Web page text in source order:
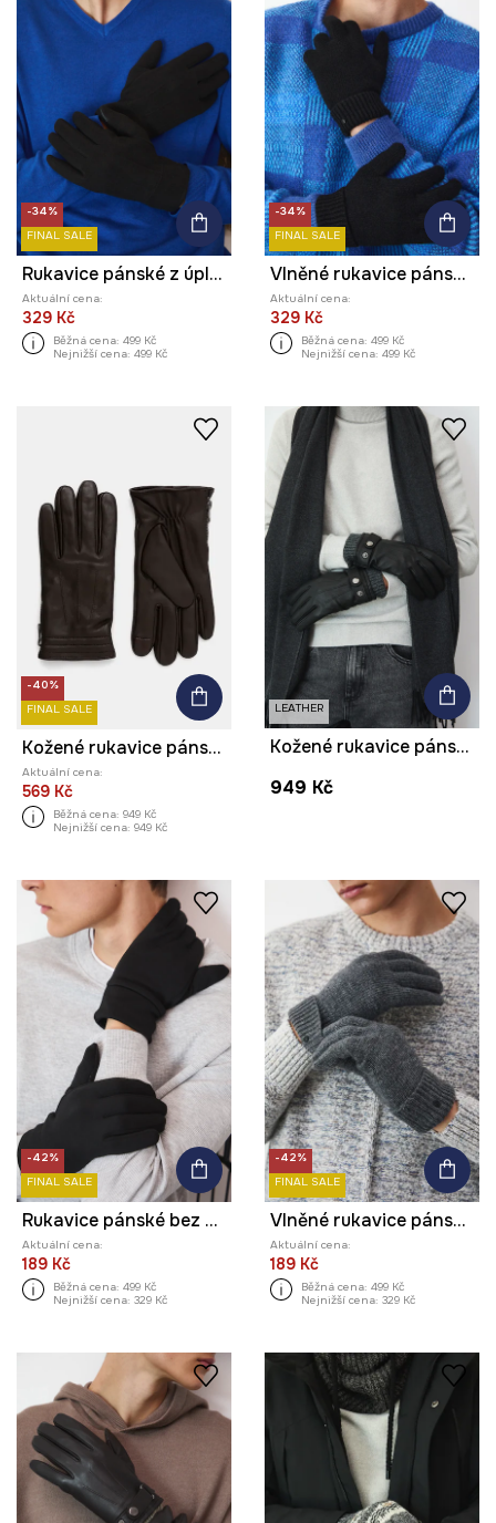
-34%
FINAL SALE
Rukavice pánské z úpletu černá barva
Aktuální cena:
329 Kč
Běžná cena: 499 Kč
Nejnižší cena: 499 Kč
-34%
FINAL SALE
Vlněné rukavice pánské bez vzoru
Aktuální cena:
329 Kč
Běžná cena: 499 Kč
Nejnižší cena: 499 Kč
-40%
FINAL SALE
Kožené rukavice pánské hladký povrch hnědá barva
Aktuální cena:
569 Kč
Běžná cena: 949 Kč
Nejnižší cena: 949 Kč
LEATHER
Kožené rukavice pánské se stahovákem
949 Kč
-42%
FINAL SALE
Rukavice pánské bez vzoru
Aktuální cena:
189 Kč
Běžná cena: 499 Kč
Nejnižší cena: 329 Kč
-42%
FINAL SALE
Vlněné rukavice pánské bez vzoru
Aktuální cena:
189 Kč
Běžná cena: 499 Kč
Nejnižší cena: 329 Kč